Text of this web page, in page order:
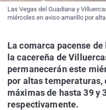
Las Vegas del Guadiana y
miércoles en aviso amarillo por
La comarca pacense
la cacereña de
permanecerán este
por altas temperaturas,
máximas de hasta 39 y
respectivamente.